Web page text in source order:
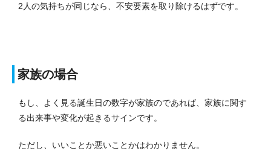
2人の気持ちが同じなら、不安要素を取り除けるはずです。
家族の場合
もし、よく見る誕生日の数字が家族のであれば、家族に関す
る出来事や変化が起きるサインです。
ただし、いいことか悪いことかはわかりません。